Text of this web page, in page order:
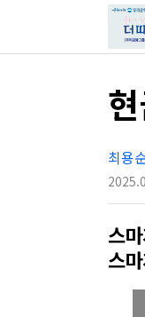
최용
스
스